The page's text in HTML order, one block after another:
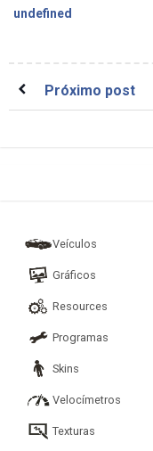
undefined
Próximo post
Veículos
Gráficos
Resources
Programas
Skins
Velocímetros
Texturas